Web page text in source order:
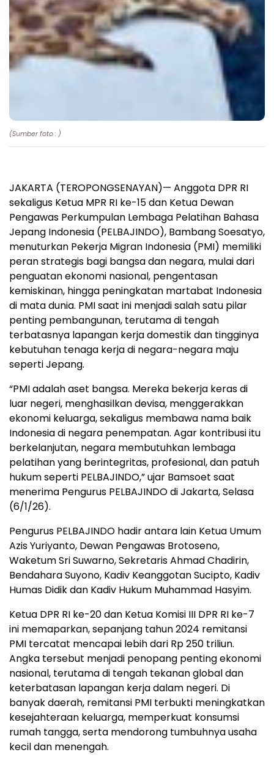
(Sumber foto : )
JAKARTA (TEROPONGSENAYAN)— Anggota DPR RI
sekaligus Ketua MPR RI ke-15 dan Ketua Dewan
Pengawas Perkumpulan Lembaga Pelatihan Bahasa
Jepang Indonesia (PELBAJINDO), Bambang Soesatyo,
menuturkan Pekerja Migran Indonesia (PMI) memiliki
peran strategis bagi bangsa dan negara, mulai dari
penguatan ekonomi nasional, pengentasan
kemiskinan, hingga peningkatan martabat Indonesia
di mata dunia. PMI saat ini menjadi salah satu pilar
penting pembangunan, terutama di tengah
terbatasnya lapangan kerja domestik dan tingginya
kebutuhan tenaga kerja di negara-negara maju
seperti Jepang.
“PMI adalah aset bangsa. Mereka bekerja keras di
luar negeri, menghasilkan devisa, menggerakkan
ekonomi keluarga, sekaligus membawa nama baik
Indonesia di negara penempatan. Agar kontribusi itu
berkelanjutan, negara membutuhkan lembaga
pelatihan yang berintegritas, profesional, dan patuh
hukum seperti PELBAJINDO,” ujar Bamsoet saat
menerima Pengurus PELBAJINDO di Jakarta, Selasa
(6/1/26).
Pengurus PELBAJINDO hadir antara lain Ketua Umum
Azis Yuriyanto, Dewan Pengawas Brotoseno,
Waketum Sri Suwarno, Sekretaris Ahmad Chadirin,
Bendahara Suyono, Kadiv Keanggotan Sucipto, Kadiv
Humas Didik dan Kadiv Hukum Muhammad Hasyim.
Ketua DPR RI ke-20 dan Ketua Komisi III DPR RI ke-7
ini memaparkan, sepanjang tahun 2024 remitansi
PMI tercatat mencapai lebih dari Rp 250 triliun.
Angka tersebut menjadi penopang penting ekonomi
nasional, terutama di tengah tekanan global dan
keterbatasan lapangan kerja dalam negeri. Di
banyak daerah, remitansi PMI terbukti meningkatkan
kesejahteraan keluarga, memperkuat konsumsi
rumah tangga, serta mendorong tumbuhnya usaha
kecil dan menengah.